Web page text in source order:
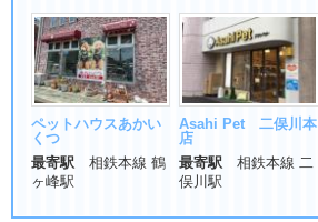
ペットハウスあかい
くつ
最寄駅
相鉄本線 鶴
ヶ峰駅
Asahi Pet 二俣川本
店
最寄駅
相鉄本線 二
俣川駅